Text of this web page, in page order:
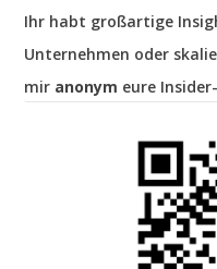
Ihr habt großartige
Unternehmen oder
mir anonym eure